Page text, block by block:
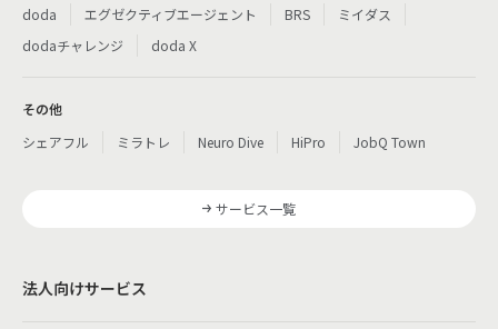
doda
エグゼクティブエージェント BRS
ミイダス
dodaチャレンジ
doda X
その他
シェアフル
ミラトレ Neuro Dive HiPro JobQ Town
サービス一覧
法人向けサービス